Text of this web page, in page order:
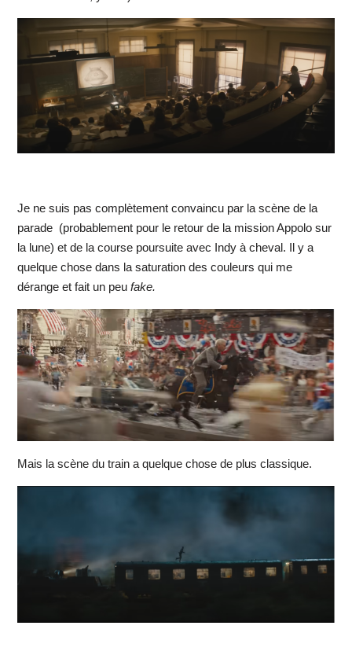
Je ne suis pas complètement convaincu par la scène de la
parade (probablement pour le retour de la mission Appolo sur
la lune) et de la course poursuite avec Indy à cheval. Il y a
quelque chose dans la saturation des couleurs qui me
dérange et fait un peu fake.
Mais la scène du train a quelque chose de plus classique.